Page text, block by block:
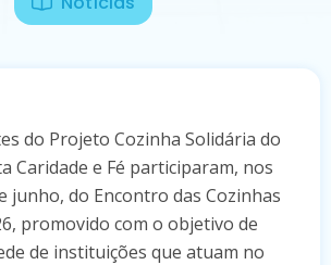
do Projeto Cozinha Solidária do
Caridade e Fé participaram, nos
junho, do Encontro das Cozinhas
promovido com o objetivo de
de instituições que atuam no